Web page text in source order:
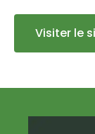
Visiter le